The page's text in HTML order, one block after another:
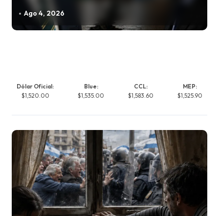
Ago 4, 2026
Dólar Oficial:
$1,520.00
Blue:
$1,535.00
CCL:
$1,583.60
MEP:
$1,525.90